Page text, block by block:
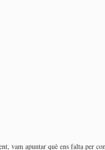
vam apuntar què ens falta per